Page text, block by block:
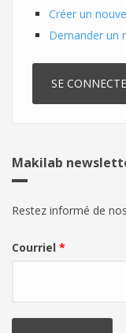
Créer un
Demander un
Makilab
Restez informé de
Courriel *